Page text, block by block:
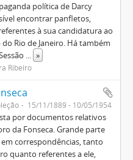
política de Darcy
encontrar panfletos,
à sua candidatura ao
Rio de Janeiro. Há também
... »
Ribeiro
15/11/1889 - 10/05/1954
por documentos relativos
da Fonseca. Grande parte
correspondências, tanto
quanto referentes a ele,